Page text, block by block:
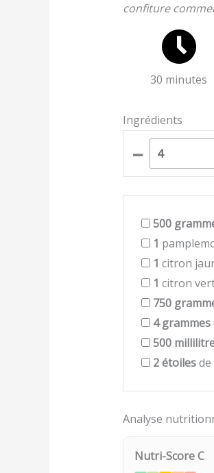
confiture
30 minutes
Ingrédients
–
500
1
1 citron
1 citron
750
4 grammes
500
2étoilesde
Analyse
Nutri-Score C